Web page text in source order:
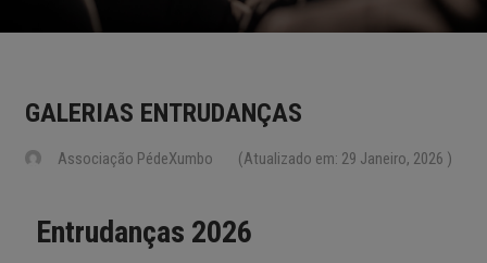
GALERIAS ENTRUDANÇAS
Associação PédeXumbo (Atualizado em: 29 Janeiro, 2026 )
Entrudanças 2026